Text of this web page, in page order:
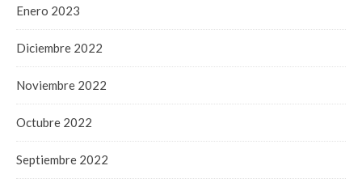
Enero 2023
Diciembre 2022
Noviembre 2022
Octubre 2022
Septiembre 2022